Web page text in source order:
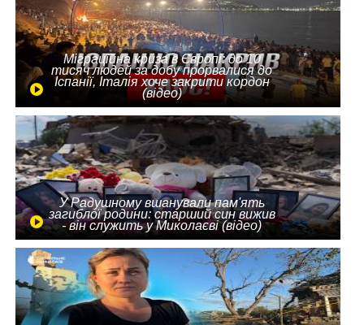
Міграційна криза в Європі: до 10
тисяч людей за добу прорвалися до
Іспанії, Італія хоче закрити кордон
(відео)
У Радушному вшанували пам'ять
загиблої родини: старший син вижив
- він служить у Миколаєві (відео)